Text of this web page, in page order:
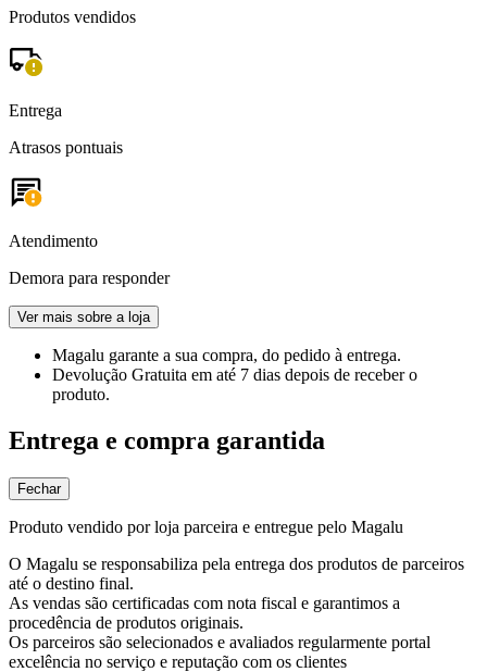
Produtos vendidos
Entrega
Atrasos pontuais
Atendimento
Demora para responder
Ver mais sobre a loja
Magalu garante a sua compra, do pedido à entrega.
Devolução Gratuita em até 7 dias depois de receber o
produto.
Entrega e compra garantida
Fechar
Produto vendido por loja parceira e entregue pelo Magalu
O Magalu se responsabiliza pela entrega dos produtos de parceiros
até o destino final.
As vendas são certificadas com nota fiscal e garantimos a
procedência de produtos originais.
Os parceiros são selecionados e avaliados regularmente portal
excelência no serviço e reputação com os clientes